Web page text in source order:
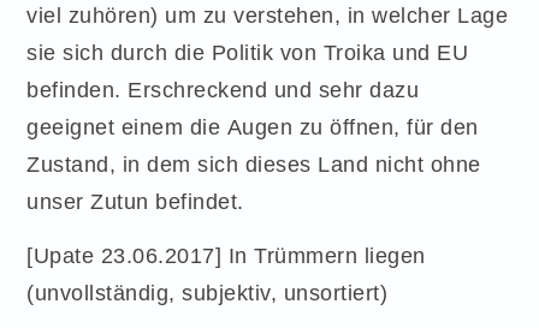
viel zuhören) um zu verstehen, in welcher Lage
sie sich durch die Politik von Troika und EU
befinden. Erschreckend und sehr dazu
geeignet einem die Augen zu öffnen, für den
Zustand, in dem sich dieses Land nicht ohne
unser Zutun befindet.
[Upate 23.06.2017] In Trümmern liegen
(unvollständig, subjektiv, unsortiert)